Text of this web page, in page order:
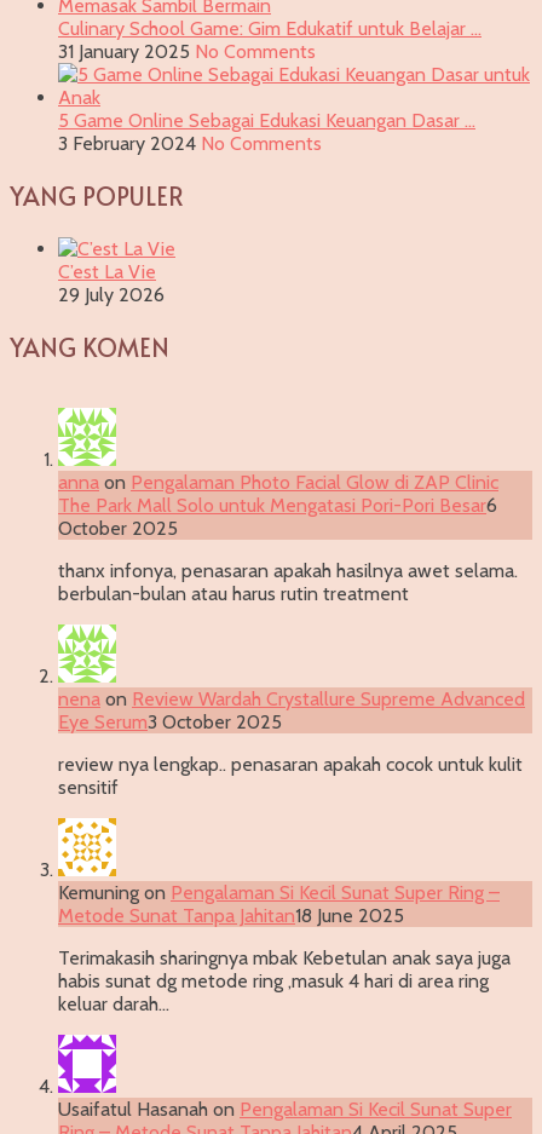
Culinary School Game: Gim Edukatif untuk Belajar …
31 January 2025 No Comments
5 Game Online Sebagai Edukasi Keuangan Dasar …
3 February 2024 No Comments
YANG POPULER
C’est La Vie
29 July 2026
YANG KOMEN
anna on Pengalaman Photo Facial Glow di ZAP Clinic
The Park Mall Solo untuk Mengatasi Pori-Pori Besar6
October 2025
thanx infonya, penasaran apakah hasilnya awet selama.
berbulan-bulan atau harus rutin treatment
nena on Review Wardah Crystallure Supreme Advanced
Eye Serum3 October 2025
review nya lengkap.. penasaran apakah cocok untuk kulit
sensitif
Kemuning on Pengalaman Si Kecil Sunat Super Ring –
Metode Sunat Tanpa Jahitan18 June 2025
Terimakasih sharingnya mbak Kebetulan anak saya juga
habis sunat dg metode ring ,masuk 4 hari di area ring
keluar darah…
Usaifatul Hasanah on Pengalaman Si Kecil Sunat Super